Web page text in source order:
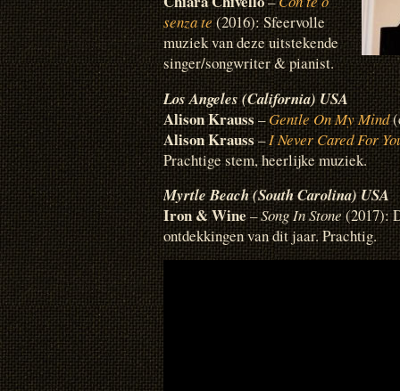
senza te(2016): Sfeervolle
muziek van deze uitstekende
singer/songwriter & pianist.
Los Angeles (California) USA
Alison Krauss–Gentle On My Mind
Alison Krauss–I Never Cared For
Prachtige stem, heerlijke muziek.
Myrtle Beach (South Carolina) USA
Iron & Wine–Song In Stone(2017):
ontdekkingen van dit jaar. Prachtig.